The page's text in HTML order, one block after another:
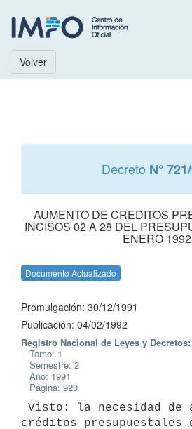
Volver
Decreto N°
AUMENTO DE CREDITOS
INCISOS 02 A 28 DEL
ENERO 1992
Documento Actualizado
Promulgación: 30/12/1991
Publicación: 04/02/1992
Registro Nacional de Leyes y Decretos:
Tomo: 1
Semestre: 2
Año: 1991
Página: 920
créditos presupuestales